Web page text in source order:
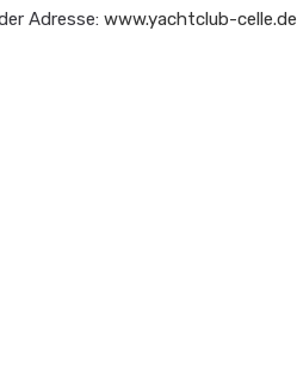
Adresse: www.yachtclub-celle.de